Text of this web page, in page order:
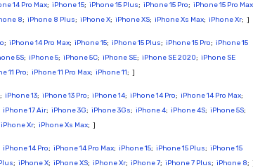
14 Pro Max; iPhone 15; iPhone 15 Plus; iPhone 15 Pro; iPhone 15 Pro Max
8; iPhone 8 Plus; iPhone X; iPhone XS; iPhone Xs Max; iPhone Xr; ]
; iPhone 14 Pro Max; iPhone 15; iPhone 15 Plus; iPhone 15 Pro; iPhone 15
5S; iPhone 5; iPhone 5C; iPhone SE; iPhone SE 2020; iPhone SE
11 Pro; iPhone 11 Pro Max; iPhone 11; ]
; iPhone 13; iPhone 13 Pro; iPhone 14; iPhone 14 Pro; iPhone 14 Pro Max;
iPhone 17 Air; iPhone 3G; iPhone 3Gs; iPhone 4; iPhone 4S; iPhone 5S;
iPhone Xr; iPhone Xs Max; ]
iPhone 14 Pro; iPhone 14 Pro Max; iPhone 15; iPhone 15 Plus; iPhone 15
; iPhone X; iPhone XS; iPhone Xr; iPhone 7; iPhone 7 Plus; iPhone 8;